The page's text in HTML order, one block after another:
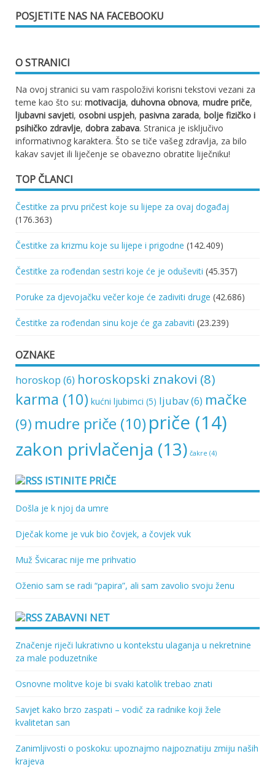
POSJETITE NAS NA FACEBOOKU
O STRANICI
Na ovoj stranici su vam raspoloživi korisni tekstovi vezani za
teme kao što su: motivacija, duhovna obnova, mudre priče,
ljubavni savjeti, osobni uspjeh, pasivna zarada, bolje fizičko i
psihičko zdravlje, dobra zabava. Stranica je isključivo
informativnog karaktera. Što se tiče vašeg zdravlja, za bilo
kakav savjet ili liječenje se obavezno obratite liječniku!
TOP ČLANCI
Čestitke za prvu pričest koje su lijepe za ovaj događaj
(176.363)
Čestitke za krizmu koje su lijepe i prigodne (142.409)
Čestitke za rođendan sestri koje će je oduševiti (45.357)
Poruke za djevojačku večer koje će zadiviti druge (42.686)
Čestitke za rođendan sinu koje će ga zabaviti (23.239)
OZNAKE
horoskop (6) horoskopski znakovi (8)
karma (10) kućni ljubimci (5) ljubav(6) mačke
(9) mudre priče (10) priče (14)
zakon privlačenja (13) čakre (4)
ISTINITE PRIČE
Došla je k njoj da umre
Dječak kome je vuk bio čovjek, a čovjek vuk
Muž Švicarac nije me prihvatio
Oženio sam se radi “papira”, ali sam zavolio svoju ženu
ZABAVNI NET
Značenje riječi lukrativno u kontekstu ulaganja u nekretnine
za male poduzetnike
Osnovne molitve koje bi svaki katolik trebao znati
Savjet kako brzo zaspati – vodič za radnike koji žele
kvalitetan san
Zanimljivosti o poskoku: upoznajmo najpoznatiju zmiju naših
krajeva